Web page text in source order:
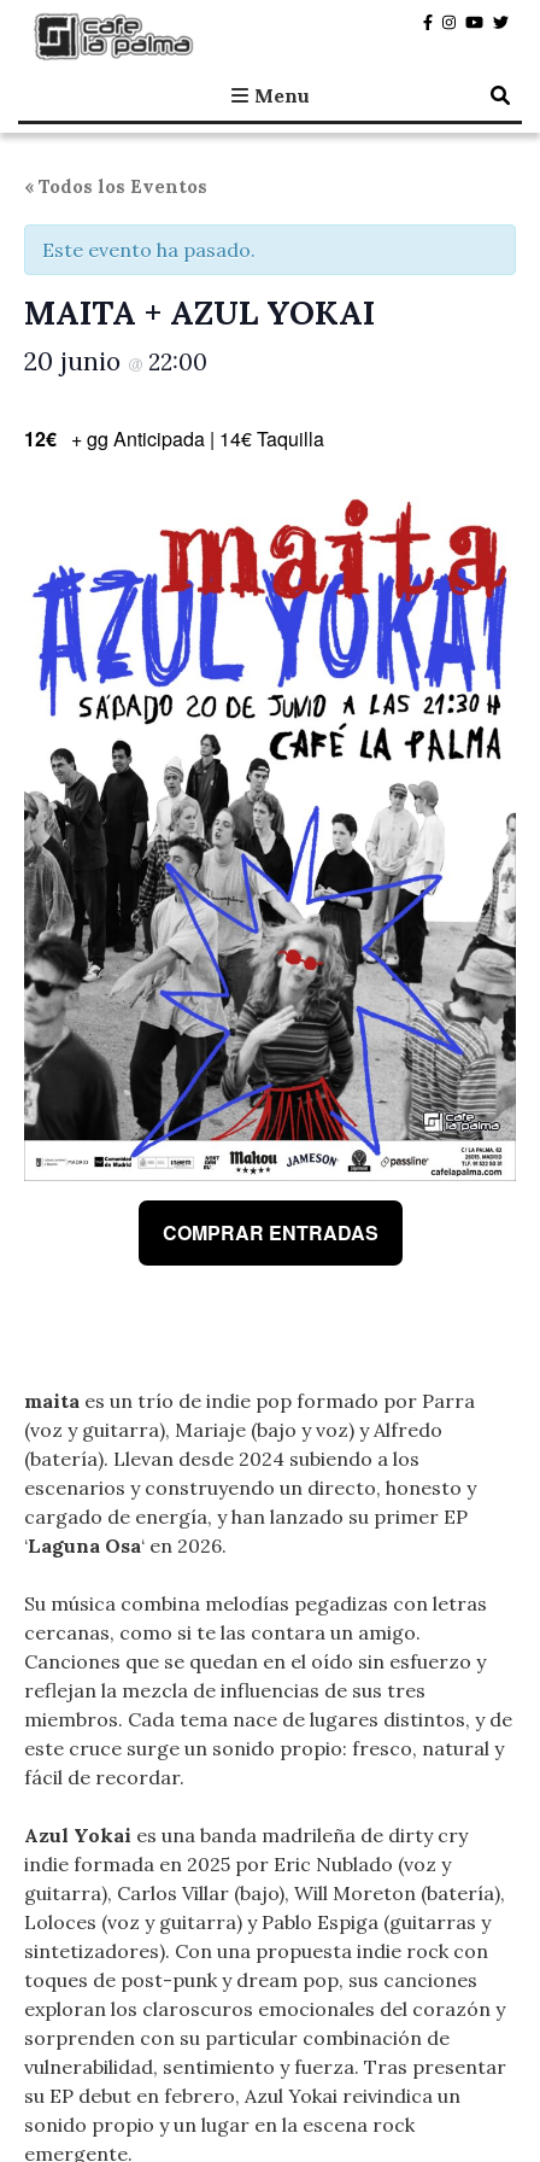
Café la Palma
Programando música en directo en Madrid, desde 1995.
Menu
« Todos los Eventos
Este evento ha pasado.
MAITA + AZUL YOKAI
20 junio @ 22:00
12€ + gg Anticipada | 14€ Taquilla
COMPRAR ENTRADAS
maita es un trío de indie pop formado por Parra
(voz y guitarra), Mariaje (bajo y voz) y Alfredo
(batería). Llevan desde 2024 subiendo a los
escenarios y construyendo un directo, honesto y
cargado de energía, y han lanzado su primer EP
‘Laguna Osa‘ en 2026.
Su música combina melodías pegadizas con letras
cercanas, como si te las contara un amigo.
Canciones que se quedan en el oído sin esfuerzo y
reflejan la mezcla de influencias de sus tres
miembros. Cada tema nace de lugares distintos, y de
este cruce surge un sonido propio: fresco, natural y
fácil de recordar.
Azul Yokai es una banda madrileña de dirty cry
indie formada en 2025 por Eric Nublado (voz y
guitarra), Carlos Villar (bajo), Will Moreton (batería),
Loloces (voz y guitarra) y Pablo Espiga (guitarras y
sintetizadores). Con una propuesta indie rock con
toques de post-punk y dream pop, sus canciones
exploran los claroscuros emocionales del corazón y
sorprenden con su particular combinación de
vulnerabilidad, sentimiento y fuerza. Tras presentar
su EP debut en febrero, Azul Yokai reivindica un
sonido propio y un lugar en la escena rock
emergente.